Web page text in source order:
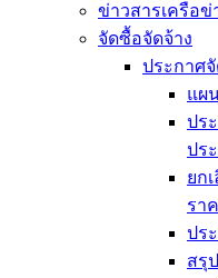
ข่าวสารเครือข่
จัดซื้อจัดจ้าง
ประกาศ
แผ
ปร
ปร
ยก
รา
ปร
สรุ